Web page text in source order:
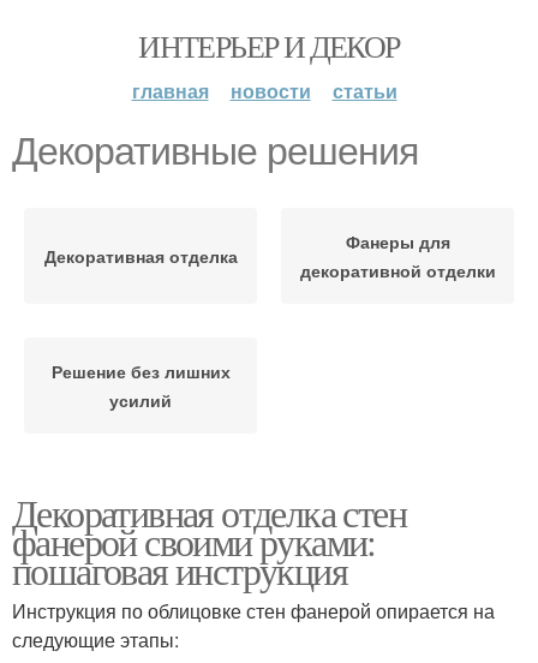
ИНТЕРЬЕР И ДЕКОР
главная новости статьи
Декоративные решения
Декоративная отделка
Фанеры для
декоративной отделки
Решение без лишних
усилий
Декоративная отделка стен
фанерой своими руками:
пошаговая инструкция
Инструкция по облицовке стен фанерой опирается на
следующие этапы: